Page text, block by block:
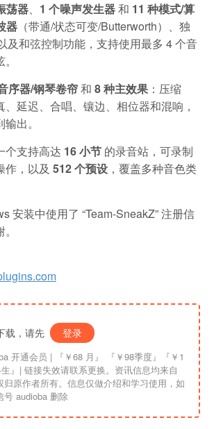
荡器、 1 个噪声发生器和 11 种模式/算
器 （带通/状态可变/Butterworth）、独
及和弦控制功能，支持使用最多 4 个音
序器/钢琴卷帘和 8 种主效果 ：压缩
延迟、合唱、镶边、相位器和混响，
出。
个支持高达 16 小节 的录音站，可录制
作，以及 512 个预设 ，覆盖多种音色类
安装中使用了 “Team-SneakZ” 注册信
载，请先 登录
￥1
信息均来自
归原作者所有。信息仅做介绍和学习使用，如
号 audioba 删除